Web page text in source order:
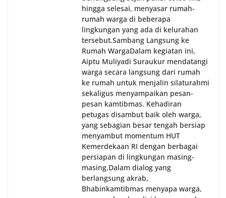
hingga selesai, menyasar rumah-
rumah warga di beberapa
lingkungan yang ada di kelurahan
tersebut.‎Sambang Langsung ke
Rumah Warga‎Dalam kegiatan ini,
Aiptu Muliyadi Suraukur mendatangi
warga secara langsung dari rumah
ke rumah untuk menjalin silaturahmi
sekaligus menyampaikan pesan-
pesan kamtibmas. Kehadiran
petugas disambut baik oleh warga,
yang sebagian besar tengah bersiap
menyambut momentum HUT
Kemerdekaan RI dengan berbagai
persiapan di lingkungan masing-
masing.‎Dalam dialog yang
berlangsung akrab,
Bhabinkamtibmas menyapa warga,